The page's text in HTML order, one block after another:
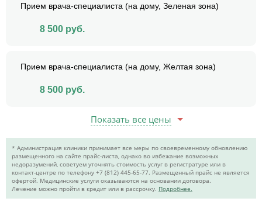
Прием врача-специалиста (на дому, Зеленая зона)
8 500 руб.
Прием врача-специалиста (на дому, Желтая зона)
8 500 руб.
Показать все цены
* Администрация клиники принимает все меры по своевременному обновлению
размещенного на сайте прайс-листа, однако во избежание возможных
недоразумений, советуем уточнять стоимость услуг в регистратуре или в
контакт-центре по телефону +7 (812) 445-65-77. Размещенный прайс не является
офертой. Медицинские услуги оказываются на основании договора.
Лечение можно пройти в кредит или в рассрочку. Подробнее.